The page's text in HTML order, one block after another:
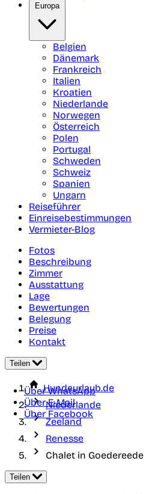
Europa
Belgien
Dänemark
Frankreich
Italien
Kroatien
Niederlande
Norwegen
Österreich
Polen
Portugal
Schweden
Schweiz
Spanien
Ungarn
Reiseführer
Einreisebestimmungen
Vermieter-Blog
Fotos
Beschreibung
Zimmer
Ausstattung
Lage
Bewertungen
Belegung
Preise
Kontakt
Teilen
Über WhatsApp
Über E-Mail
Über Facebook
Hundeurlaub.de
Niederlande
Zeeland
Renesse
Chalet in Goedereede
Teilen